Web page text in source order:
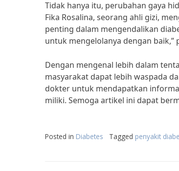
Tidak hanya itu, perubahan gaya
Fika Rosalina, seorang ahli gizi,
penting dalam mengendalikan
untuk mengelolanya dengan baik,”
Dengan mengenal lebih dalam
masyarakat dapat lebih waspada
dokter untuk mendapatkan
miliki. Semoga artikel ini dapat
Posted in Diabetes Tagged penyakit